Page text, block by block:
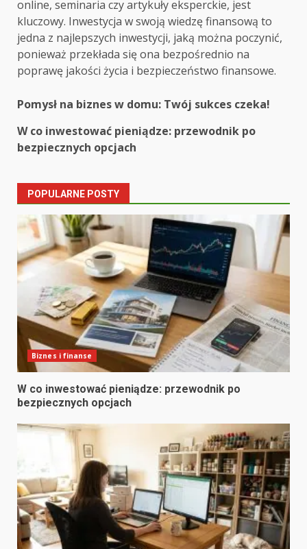
online, seminaria czy artykuły eksperckie, jest
kluczowy. Inwestycja w swoją wiedzę finansową to
jedna z najlepszych inwestycji, jaką można poczynić,
ponieważ przekłada się ona bezpośrednio na
poprawę jakości życia i bezpieczeństwo finansowe.
Post
navigation
Pomysł na biznes w domu: Twój sukces czeka!
W co inwestować pieniądze: przewodnik po
bezpiecznych opcjach
POPULARNE POSTY
Biznes i finanse
W co inwestować pieniądze: przewodnik po
bezpiecznych opcjach